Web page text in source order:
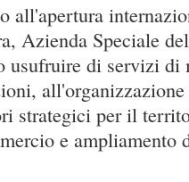
all'apertura
Azienda Speciale
usufruire di servizi di
strategici per il
e ampliamento